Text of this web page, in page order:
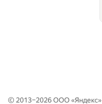
© 2013–2026 ООО «Яндекс»